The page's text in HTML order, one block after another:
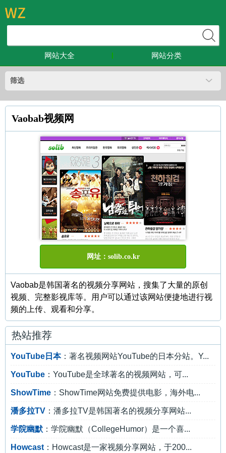
网站大全 网站分类
筛选
Vaobab视频网
网址：solib.co.kr
Vaobab是韩国著名的视频分享网站，搜集了大量的原创
视频、完整影视库等。用户可以通过该网站便捷地进行视
频的上传、观看和分享。
热站推荐
YouTube日本：著名视频网站YouTube的日本分站。Y...
YouTube ：YouTube是全球著名的视频网站，可...
ShowTime ：ShowTime网站免费提供电影，海外电...
潘多拉TV ：潘多拉TV是韩国著名的视频分享网站...
学院幽默 ：学院幽默（CollegeHumor）是一个喜...
Howcast ：Howcast是一家视频分享网站，于200...